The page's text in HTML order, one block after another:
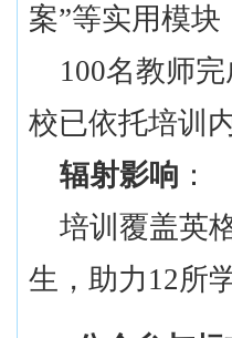
案”等实用模块
100名教师
校已依托培训
辐射影响 ：
培训覆盖英
生，助力12所